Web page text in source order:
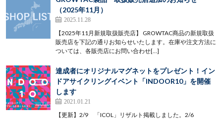
（2025年11月）
2025.11.28
【2025年11月新規取扱販売店】 GROWTAC商品の新規取扱
販売店を下記の通りお知らせいたします。在庫や注文方法に
ついては、各販売店にお問い合わせ[…]
達成者にオリジナルマグネットをプレゼント！イン
ドアサイクリングイベント「INDOOR10」を開催
します
2021.01.21
【更新】2/9 「ICOL」リザルト掲載しました。2/6